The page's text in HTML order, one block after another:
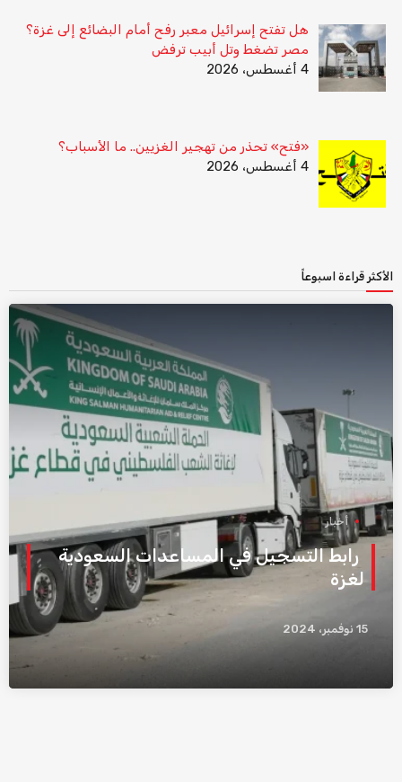
هل تفتح إسرائيل معبر رفح أمام البضائع إلى غزة؟
مصر تضغط وتل أبيب ترفض
4 أغسطس، 2026
«فتح» تحذر من تهجير الغزيين.. ما الأسباب؟
4 أغسطس، 2026
الأكثر قراءة اسبوعاً
أخبار
رابط التسجيل في المساعدات السعودية
لغزة
15 نوفمبر، 2024